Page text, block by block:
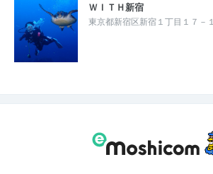
ＷＩＴＨ新宿
東京都新宿区新宿１丁目１７－１